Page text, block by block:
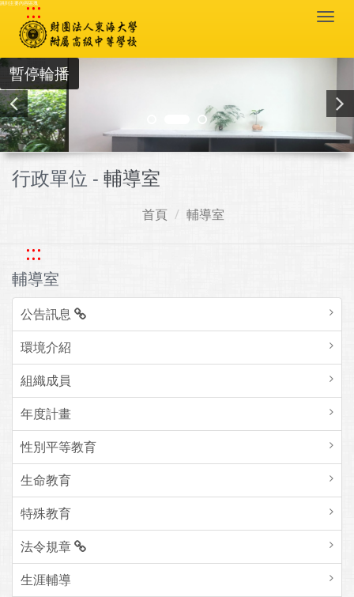
跳到主要內容區塊
:::
暫停輪播
行政單位 - 輔導室
首頁 輔導室
:::
輔導室
公告訊息
環境介紹
組織成員
年度計畫
性別平等教育
生命教育
特殊教育
法令規章
生涯輔導